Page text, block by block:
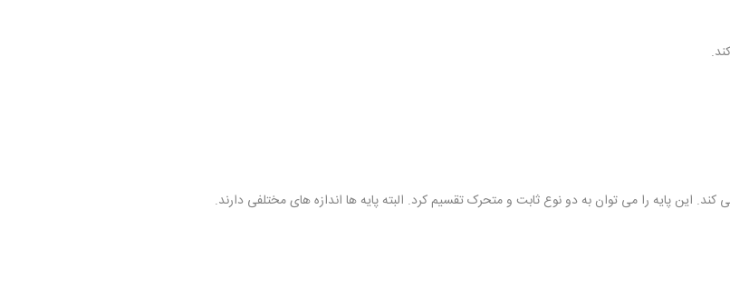
این پایه را می توان به دو نوع ثابت و متحرک تقسیم کرد. البته پایه ها اندازه های مختلفی دارند.